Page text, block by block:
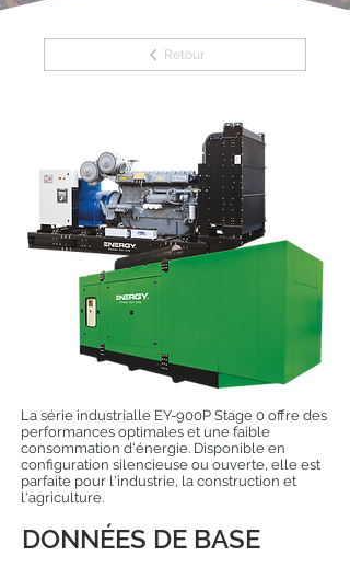
Retour
La série industrialle EY-900P Stage 0 offre des
performances optimales et une faible
consommation d'énergie. Disponible en
configuration silencieuse ou ouverte, elle est
parfaite pour l'industrie, la construction et
l'agriculture.
DONNÉES DE BASE